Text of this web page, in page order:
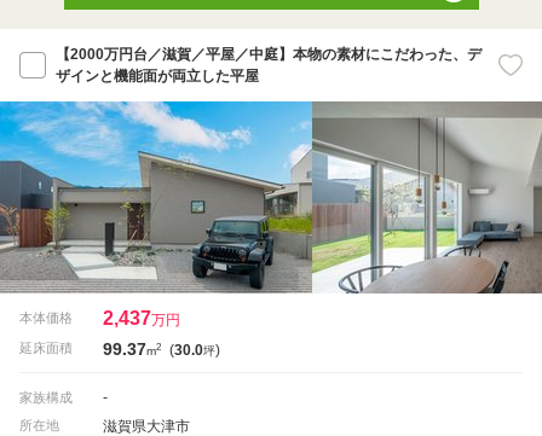
【2000万円台／滋賀／平屋／中庭】本物の素材にこだわった、デ
ザインと機能面が両立した平屋
本体価格 2,437万円
延床面積 99.37m2 (30.0坪)
家族構成 -
所在地 滋賀県大津市